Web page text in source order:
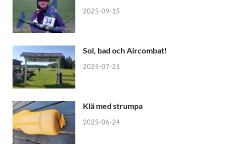
2025-09-15
Sol, bad och Aircombat!
2025-07-21
Klä med strumpa
2025-06-24